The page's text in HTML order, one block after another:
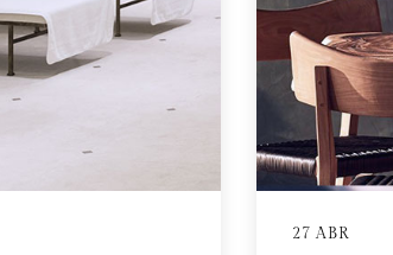
27 ABR